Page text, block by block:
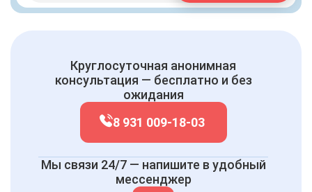
Круглосуточная анонимная
консультация — бесплатно и без
ожидания
8 931 009-18-03
Мы связи 24/7 — напишите в удобный
мессенджер